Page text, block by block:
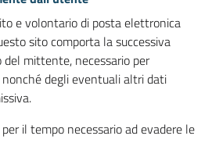
e volontario di posta elettronica
sito comporta la successiva
del mittente, necessario per
degli eventuali altri dati
il tempo necessario ad evadere le